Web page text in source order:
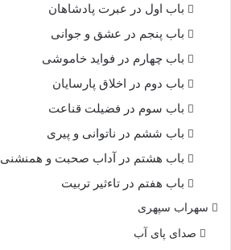
باب اول در عبرت پادشاهان
باب پنجم در عشق و جوانى
باب چهارم در فواید خاموشى
باب دوم در اخلاق پارسایان
باب سوم در فضیلت قناعت
باب ششم در ناتوانى و پیرى
باب هشتم در آداب صحبت و همنشنى
باب هفتم در تاءثیر تربیت
سهراب سپهری
صدای پای آب